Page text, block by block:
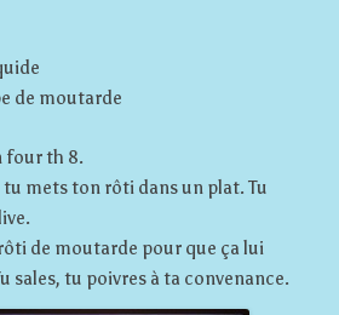
de moutarde
four th 8.
mets ton rôti dans un plat. Tu
de moutarde pour que ça lui
sales, tu poivres à ta convenance.